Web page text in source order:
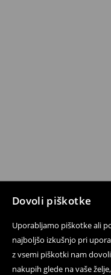
Dovoli piškotke
Uporabljamo piškotke ali
najboljšo izkušnjo pri
z vsemi piškotki nam
nakupih glede na vaše